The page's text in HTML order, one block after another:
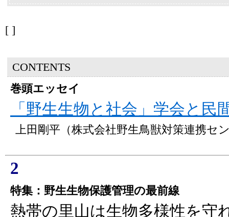
[ ]
CONTENTS
巻頭エッセイ
「野生生物と社会」学会と民
上田剛平（株式会社野生鳥獣対策連携セ
2
特集：野生生物保護管理の最前線
熱帯の里山は生物多様性を守